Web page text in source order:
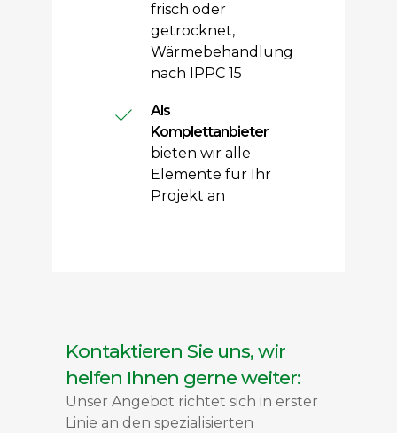
frisch oder
getrocknet,
Wärmebehandlung
nach IPPC 15
Als
Komplettanbieter
bieten wir alle
Elemente für Ihr
Projekt an
Kontaktieren Sie uns, wir
helfen Ihnen gerne weiter:
Unser Angebot richtet sich in erster
Linie an den spezialisierten